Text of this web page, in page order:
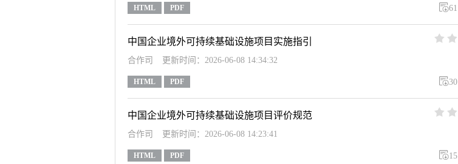
HTML PDF 61
中国企业境外可持续基础设施项目实施指引  
合作司 更新时间：2026-06-08 14:34:32
HTML PDF 30
中国企业境外可持续基础设施项目评价规范  
合作司 更新时间：2026-06-08 14:23:41
HTML PDF 15